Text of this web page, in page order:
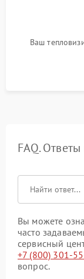
Ваш
FAQ.
Вы можете
часто
сервисный
+7 (800) 301-
вопрос.